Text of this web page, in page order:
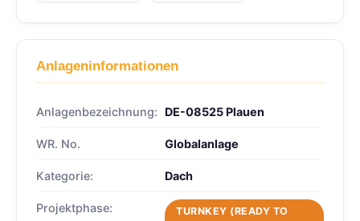
Anlageninformationen
Anlagenbezeichnung: DE-08525 Plauen
WR. No. Globalanlage
Kategorie: Dach
Projektphase:
TURNKEY (READY TO